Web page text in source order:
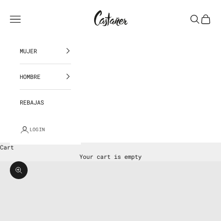
Castañer República Dominicana
Navigation menu Search
Cart
MUJER
HOMBRE
REBAJAS
LOGIN
Cart
Your cart is empty
Zoom picture